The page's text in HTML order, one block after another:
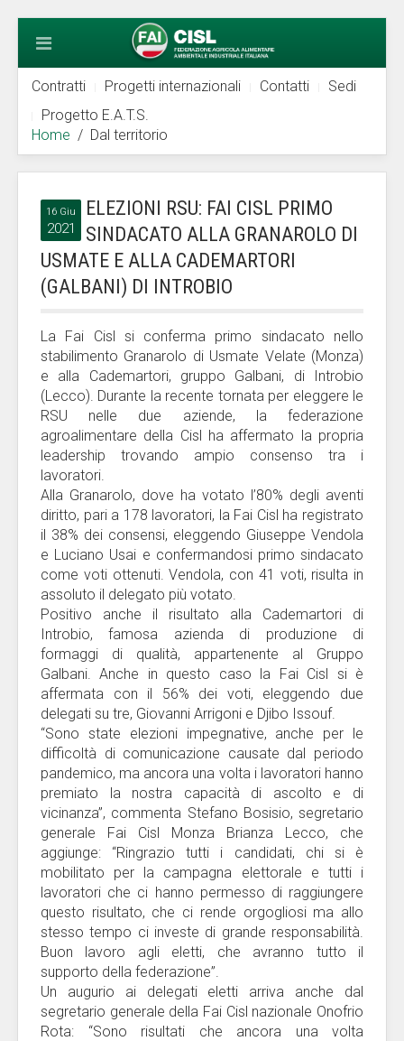
Contratti Progetti internazionali Contatti
Sedi
Progetto E.A.T.S.
Home
Dal territorio
16 Giu
2021
ELEZIONI RSU: FAI CISL PRIMO
SINDACATO ALLA GRANAROLO DI
USMATE E ALLA CADEMARTORI
(GALBANI) DI INTROBIO
La Fai Cisl si conferma primo sindacato nello
stabilimento Granarolo di Usmate Velate (Monza)
e alla Cademartori, gruppo Galbani, di Introbio
(Lecco). Durante la recente tornata per eleggere le
RSU nelle due aziende, la federazione
agroalimentare della Cisl ha affermato la propria
leadership trovando ampio consenso tra i
lavoratori.
Alla Granarolo, dove ha votato l’80% degli aventi
diritto, pari a 178 lavoratori, la Fai Cisl ha registrato
il 38% dei consensi, eleggendo Giuseppe Vendola
e Luciano Usai e confermandosi primo sindacato
come voti ottenuti. Vendola, con 41 voti, risulta in
assoluto il delegato più votato.
Positivo anche il risultato alla Cademartori di
Introbio, famosa azienda di produzione di
formaggi di qualità, appartenente al Gruppo
Galbani. Anche in questo caso la Fai Cisl si è
affermata con il 56% dei voti, eleggendo due
delegati su tre, Giovanni Arrigoni e Djibo Issouf.
“Sono state elezioni impegnative, anche per le
difficoltà di comunicazione causate dal periodo
pandemico, ma ancora una volta i lavoratori hanno
premiato la nostra capacità di ascolto e di
vicinanza”, commenta Stefano Bosisio, segretario
generale Fai Cisl Monza Brianza Lecco, che
aggiunge: “Ringrazio tutti i candidati, chi si è
mobilitato per la campagna elettorale e tutti i
lavoratori che ci hanno permesso di raggiungere
questo risultato, che ci rende orgogliosi ma allo
stesso tempo ci investe di grande responsabilità.
Buon lavoro agli eletti, che avranno tutto il
supporto della federazione”.
Un augurio ai delegati eletti arriva anche dal
segretario generale della Fai Cisl nazionale Onofrio
Rota: “Sono risultati che ancora una volta